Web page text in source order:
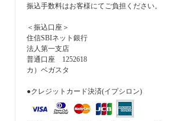
振込手数料はお客様にてご負担ください。
＜振込口座＞
住信SBIネット銀行
法人第一支店
普通口座 1252618
カ）ベガスタ
●クレジットカード決済(イプシロン)